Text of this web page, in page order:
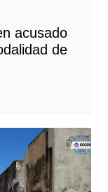
acusado
de